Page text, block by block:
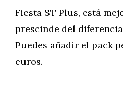
Fiesta ST Plus, está
prescinde del
Puedes añadir el pack
euros.